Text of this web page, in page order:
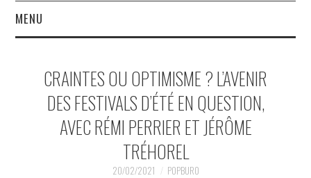
MENU
MUSIQUESACTUELLES.NET
GABBA GABBA HEY !
CRAINTES OU OPTIMISME ? L’AVENIR
DES FESTIVALS D’ÉTÉ EN QUESTION,
AVEC RÉMI PERRIER ET JÉRÔME
TRÉHOREL
20/02/2021 POPBURO